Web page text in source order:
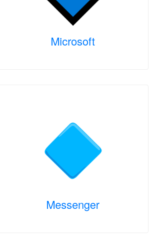
Microsoft
Messenger